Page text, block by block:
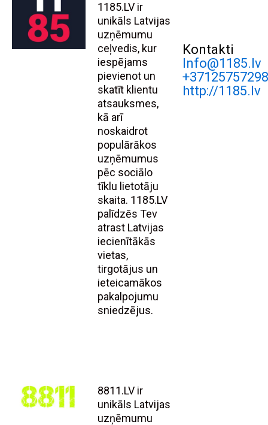
1185.LV ir
unikāls Latvijas
uzņēmumu
ceļvedis, kur
iespējams
pievienot un
skatīt klientu
atsauksmes,
kā arī
noskaidrot
populārākos
uzņēmumus
pēc sociālo
tīklu lietotāju
skaita. 1185.LV
palīdzēs Tev
atrast Latvijas
iecienītākās
vietas,
tirgotājus un
ieteicamākos
pakalpojumu
sniedzējus.
Kontakti
Info@1185.lv
http://1185.lv
8811.LV ir
unikāls Latvijas
uzņēmumu